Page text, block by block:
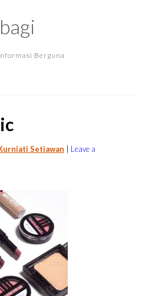
Berguna
Setiawan
Leave a